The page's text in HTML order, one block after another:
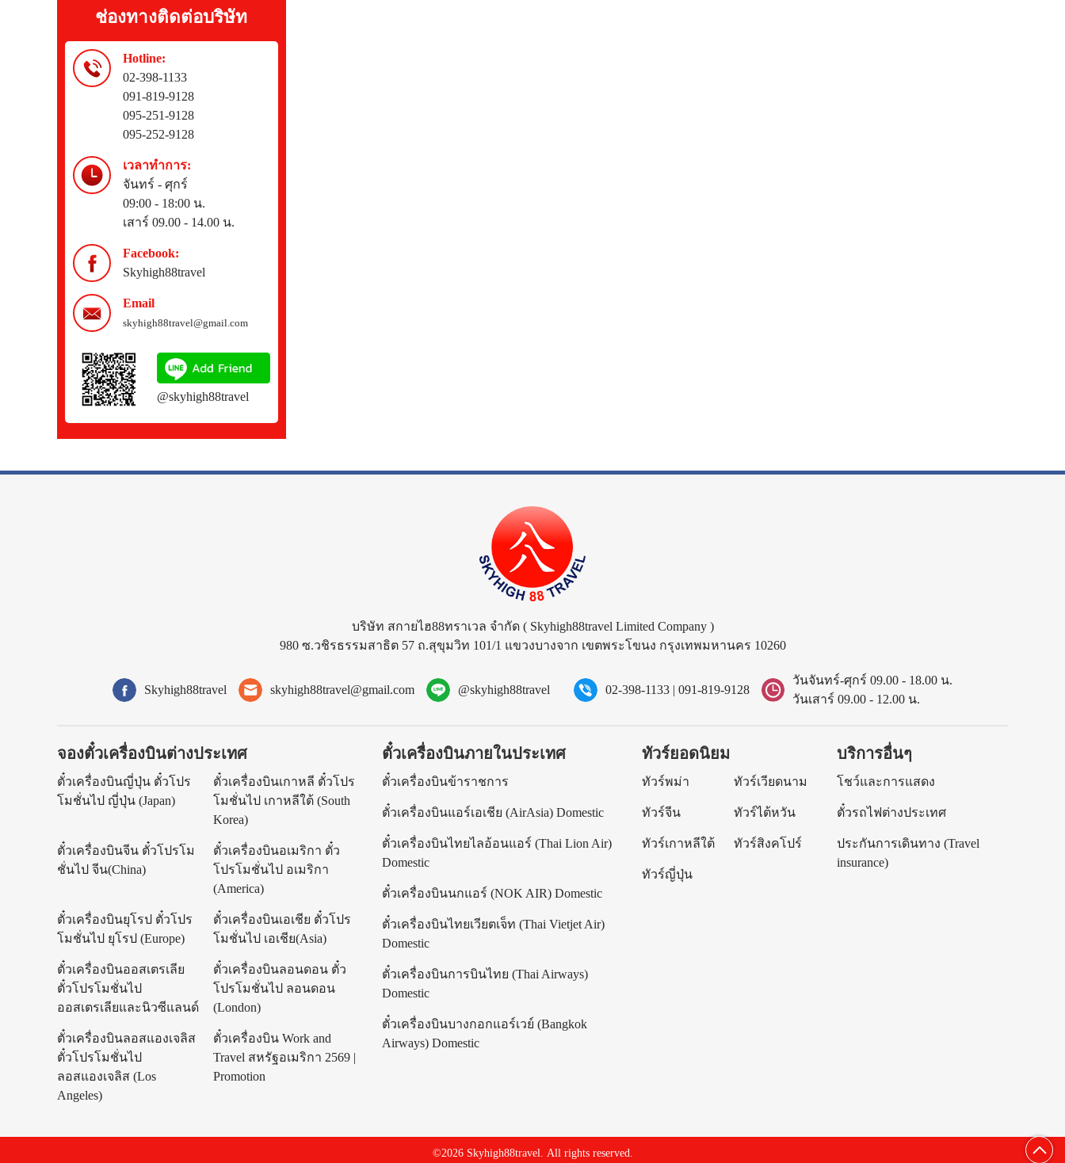
ช่องทางติดต่อบริษัท
Hotline:
02-398-1133
091-819-9128
095-251-9128
095-252-9128
เวลาทำการ:
จันทร์ - ศุกร์
09:00 - 18:00 น.
เสาร์ 09.00 - 14.00 น.
Facebook:
Skyhigh88travel
Email
skyhigh88travel@gmail.com
@skyhigh88travel
บริษัท สกายไฮ88ทราเวล จำกัด ( Skyhigh88travel Limited Company )
980 ซ.วชิรธรรมสาธิต 57 ถ.สุขุมวิท 101/1 แขวงบางจาก เขตพระโขนง กรุงเทพมหานคร 10260
Skyhigh88travel skyhigh88travel@gmail.com @skyhigh88travel 02-398-1133 | 091-819-9128
วันจันทร์-ศุกร์ 09.00 - 18.00 น.
วันเสาร์ 09.00 - 12.00 น.
จองตั๋วเครื่องบินต่างประเทศ
ตั๋วเครื่องบินญี่ปุ่น ตั๋วโปร
โมชั่นไป ญี่ปุ่น (Japan)
ตั๋วเครื่องบินเกาหลี ตั๋วโปร
โมชั่นไป เกาหลีใต้ (South
Korea)
ตั๋วเครื่องบินจีน ตั๋วโปรโม
ชั่นไป จีน(China)
ตั๋วเครื่องบินอเมริกา ตั๋ว
โปรโมชั่นไป อเมริกา
(America)
ตั๋วเครื่องบินยุโรป ตั๋วโปร
โมชั่นไป ยุโรป (Europe)
ตั๋วเครื่องบินเอเชีย ตั๋วโปร
โมชั่นไป เอเชีย(Asia)
ตั๋วเครื่องบินออสเตรเลีย
ตั๋วโปรโมชั่นไป
ออสเตรเลียและนิวซีแลนด์
ตั๋วเครื่องบินลอนดอน ตั๋ว
โปรโมชั่นไป ลอนดอน
(London)
ตั๋วเครื่องบินลอสแองเจลิส
ตั๋วโปรโมชั่นไป
ลอสแองเจลิส (Los
Angeles)
ตั๋วเครื่องบิน Work and
Travel สหรัฐอเมริกา 2569 |
Promotion
ตั๋วเครื่องบินภายในประเทศ
ตั๋วเครื่องบินข้าราชการ
ตั๋วเครื่องบินแอร์เอเชีย (AirAsia) Domestic
ตั๋วเครื่องบินไทยไลอ้อนแอร์ (Thai Lion Air)
Domestic
ตั๋วเครื่องบินนกแอร์ (NOK AIR) Domestic
ตั๋วเครื่องบินไทยเวียตเจ็ท (Thai Vietjet Air)
Domestic
ตั๋วเครื่องบินการบินไทย (Thai Airways)
Domestic
ตั๋วเครื่องบินบางกอกแอร์เวย์ (Bangkok
Airways) Domestic
ทัวร์ยอดนิยม
ทัวร์พม่า ทัวร์เวียดนาม
ทัวร์จีน ทัวร์ไต้หวัน
ทัวร์เกาหลีใต้ ทัวร์สิงคโปร์
ทัวร์ญี่ปุ่น
บริการอื่นๆ
โชว์และการแสดง
ตั๋วรถไฟต่างประเทศ
ประกันการเดินทาง (Travel
insurance)
©2026 Skyhigh88travel. All rights reserved.